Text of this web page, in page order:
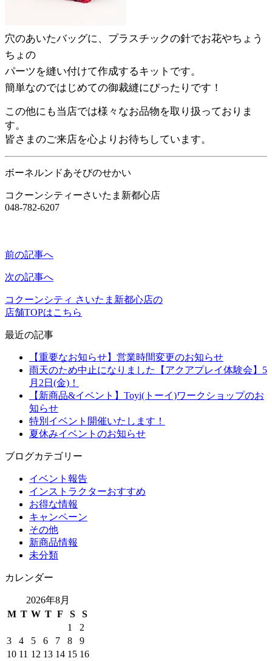
穴のあいたバッグに、プラスチックの針でお花やちょう
ちょの
パーツを縫い付けて作成するキットです。
簡単なのではじめての御裁縫にぴったりです！
この他にも当店では様々なお品物を取り扱っておりま
す。
皆さまのご来店を心よりお待ちしています。
ボーネルンドあそびのせかい
コクーンシティーさいたま新都心店
048-782-6207
前の記事へ
次の記事へ
コクーンシティ さいたま新都心店の
店舗TOPはこちら
最近の記事
【重要なお知らせ】営業時間変更のお知らせ
雨天のため中止になりました【アクアプレイ体験会】5
月2日(金)！
【新商品&イベント】Toyi(トーイ)ワークショップのお
知らせ
特別イベント開催いたします！
夏休みイベントのお知らせ
ブログカテゴリー
イベント報告
インストラクターおすすめ
お得な情報
キャンペーン
その他
新商品情報
未分類
カレンダー
2026年8月
M T W T F S
S
1
2
3
4 5 6 7 8
9
10 11 12 13 14 15 16